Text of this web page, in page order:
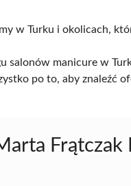
w Turku i okolicach,
salonów manicure w
po to, aby znaleźć